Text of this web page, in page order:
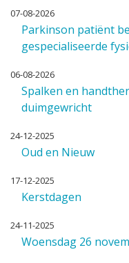
07-08-2026
Parkinson patiënt
gespecialiseerde
06-08-2026
Spalken en
duimgewricht
24-12-2025
Oud en Nieuw
17-12-2025
Kerstdagen
24-11-2025
Woensdag 26